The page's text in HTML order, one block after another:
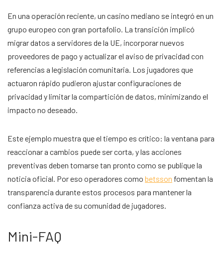
En una operación reciente, un casino mediano se integró en un
grupo europeo con gran portafolio. La transición implicó
migrar datos a servidores de la UE, incorporar nuevos
proveedores de pago y actualizar el aviso de privacidad con
referencias a legislación comunitaria. Los jugadores que
actuaron rápido pudieron ajustar configuraciones de
privacidad y limitar la compartición de datos, minimizando el
impacto no deseado.
Este ejemplo muestra que el tiempo es crítico: la ventana para
reaccionar a cambios puede ser corta, y las acciones
preventivas deben tomarse tan pronto como se publique la
noticia oficial. Por eso operadores como betsson fomentan la
transparencia durante estos procesos para mantener la
confianza activa de su comunidad de jugadores.
Mini-FAQ